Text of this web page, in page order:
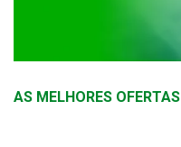
AS MELHORES OFERTAS